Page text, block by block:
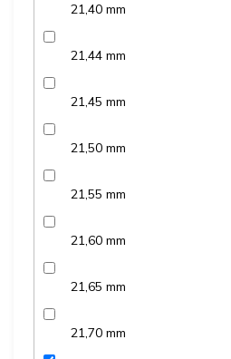
21,40 mm
21,44 mm
21,45 mm
21,50 mm
21,55 mm
21,60 mm
21,65 mm
21,70 mm